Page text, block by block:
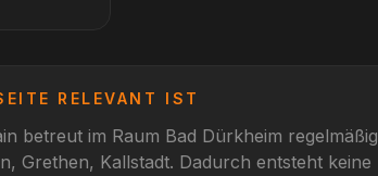
RELEVANT IST
betreut im Raum Bad Dürkheim regelmäßig
Grethen, Kallstadt. Dadurch entsteht keine